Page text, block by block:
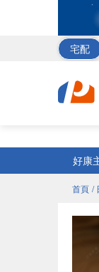
宅配
好康
首頁 /